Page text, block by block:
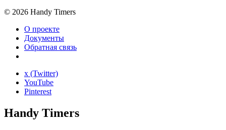
© 2026 Handy Timers
О проекте
Документы
Обратная связь
x (Twitter)
YouTube
Pinterest
Handy Timers